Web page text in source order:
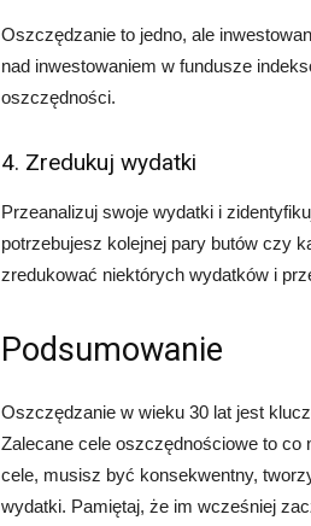
Oszczędzanie to jedno, ale
nad inwestowaniem w fundusze
oszczędności.
4. Zredukuj wydatki
Przeanalizuj swoje wydatki i
potrzebujesz kolejnej pary butów czy
zredukować niektórych wydatków i
Podsumowanie
Oszczędzanie w wieku 30 lat jest
Zalecane cele oszczędnościowe to co
cele, musisz być konsekwentny,
wydatki. Pamiętaj, że im wcześniej